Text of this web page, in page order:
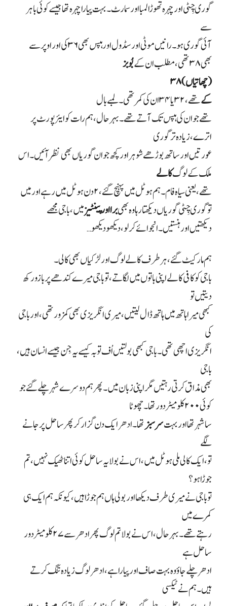
گوری چِٹی اور چہرہ تھوڑا لمبا اور سمارٹ۔ بہت پیارا چہرہ تھا جیسے کوئی باہر
سے
آئی گوری ہو۔ رانیں موٹی اور سڈول اور ہپس بھی۳۶کی اور اوپر سے
بھی۳۸تھی، مطلب ان کےبُوبز
(چھاتیاں)۳۸
کےتھے،۳۲یا۳۴ان کی کمر تھی۔ لمبے بال
تھے جو ان کی ہپس تک آتے تھے۔ بہرحال، ہم رات کو ایئرپورٹ پر
اترے، زیادہ تر گوری
عورتیں اور ساتھ بوڑھے شوہر اور کچھ جوان گوریاں بھی نظر آئیں۔ اس
ملک کے لوگکالے
تھے، یعنی سیاہ فام۔ ہم ہوٹل میں پہنچ گئے،۲دن ہوٹل میں رہے اور میں
تو گوری چِٹی گوریاں دیکھتا رہا وہ بھیبرا اور پینٹیزمیں، باجی مجھے
دیکھتیں اور ہنستیں۔ انجوائے کر لو، دیکھو دیکھو…
ہم مارکیٹ گئے، ہر طرف کالے لوگ اور لڑکیاں بھی کالی۔
باجی کو کافی کالے اپنی باتوں میں لگاتے، تو باجی میرے کندھے پر بازو رکھ
دیتیں تو
کبھی میرا ہاتھ میں ہاتھ ڈال لیتیں، میری انگریزی بھی کمزور تھی، اور باجی
کی
انگریزی اچھی تھی۔ باجی کبھی بولتیں اُف توبہ کیسے یہ جِن جیسے انسان ہیں،
باجی
بھی مذاق کرتی رہتیں مگر اپنی زبان میں۔ پھر ہم دوسرے شہر چلے گئے جو
کوئی۲۰۰کلومیٹر دور تھا۔ چھوٹا
سا شہر تھا اور بہتسرسبزتھا۔ ادھر ایک دن گزار کر پھر ساحل پر جانے
لگے
تو، ایک کالی ملی ہوٹل میں، اس نے بولا یہ ساحل کوئی اتنا ٹھیک نہیں، تم
جوڑا ہو؟
تو باجی نے میری طرف دیکھا اور بولی ہاں ہم جوڑا ہیں، کیونکہ ہم ایک ہی
کمرے میں
رہتے تھے۔ بہرحال، اس نے بولا تم لوگ پھر ادھر سے۲۷کلومیٹر دور
ساحل ہے
ادھر چلے جاؤ وہ بہت صاف اور پیارا ہے، ادھر لوگ زیادہ تنگ کرتے
ہیں۔ ہم نے ٹیکسی